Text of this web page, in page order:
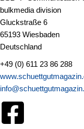
bulkmedia division
Gluckstraße 6
65193 Wiesbaden
Deutschland
+49 (0) 611 23 86 288